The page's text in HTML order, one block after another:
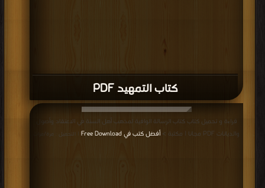
كتاب التمهيد PDF
قراءة و تحميل كتاب كتاب الرسالة الوافية لمذهب أهل السنة في الاعتقاد وأصول
والديانات PDF مجانا | مكتبة >
أفضل كتب في Free Download | التحميل : مرة/مرات